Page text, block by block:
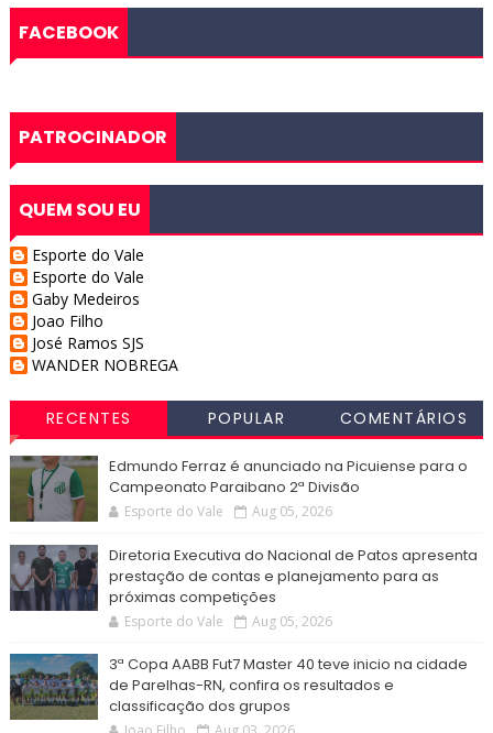
FACEBOOK
PATROCINADOR
QUEM SOU EU
Esporte do Vale
Esporte do Vale
Gaby Medeiros
Joao Filho
José Ramos SJS
WANDER NOBREGA
RECENTES POPULAR COMENTÁRIOS
Edmundo Ferraz é anunciado na Picuiense para o
Campeonato Paraibano 2ª Divisão
Esporte do Vale Aug 05, 2026
Diretoria Executiva do Nacional de Patos apresenta
prestação de contas e planejamento para as
próximas competições
Esporte do Vale Aug 05, 2026
3ª Copa AABB Fut7 Master 40 teve inicio na cidade
de Parelhas-RN, confira os resultados e
classificação dos grupos